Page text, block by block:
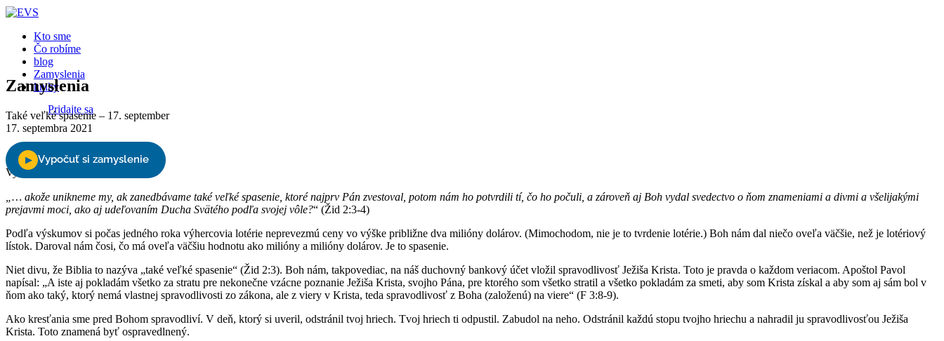
Close
Kto sme
Čo robíme
blog
Zamyslenia
knihy
Pridajte sa
Vyberte stranu
Zamyslenia
Také veľké spasenie – 17. september
17. septembra 2021
„… akože unikneme my, ak zanedbávame také veľké spasenie, ktoré najprv Pán zvestoval, potom nám ho potvrdili tí, čo ho počuli, a zároveň aj Boh vydal svedectvo o ňom znameniami a divmi a všelijakými
prejavmi moci, ako aj udeľovaním Ducha Svätého podľa svojej vôle?“ (Žid 2:3-4)
Podľa výskumov si počas jedného roka výhercovia lotérie neprevezmú ceny vo výške približne dva milióny dolárov. (Mimochodom, nie je to tvrdenie lotérie.) Boh nám dal niečo oveľa väčšie, než je lotériový
lístok. Daroval nám čosi, čo má oveľa väčšiu hodnotu ako milióny a milióny dolárov. Je to spasenie.
Niet divu, že Biblia to nazýva „také veľké spasenie“ (Žid 2:3). Boh nám, takpovediac, na náš duchovný bankový účet vložil spravodlivosť Ježiša Krista. Toto je pravda o každom veriacom. Apoštol Pavol
napísal: „A iste aj pokladám všetko za stratu pre nekonečne vzácne poznanie Ježiša Krista, svojho Pána, pre ktorého som všetko stratil a všetko pokladám za smeti, aby som Krista získal a aby som aj sám bol v
ňom ako taký, ktorý nemá vlastnej spravodlivosti zo zákona, ale z viery v Krista, teda spravodlivosť z Boha (založenú) na viere“ (F 3:8-9).
Ako kresťania sme pred Bohom spravodliví. V deň, ktorý si uveril, odstránil tvoj hriech. Tvoj hriech ti odpustil. Zabudol na neho. Odstránil každú stopu tvojho hriechu a nahradil ju spravodlivosťou Ježiša
Krista. Toto znamená byť ospravedlnený.